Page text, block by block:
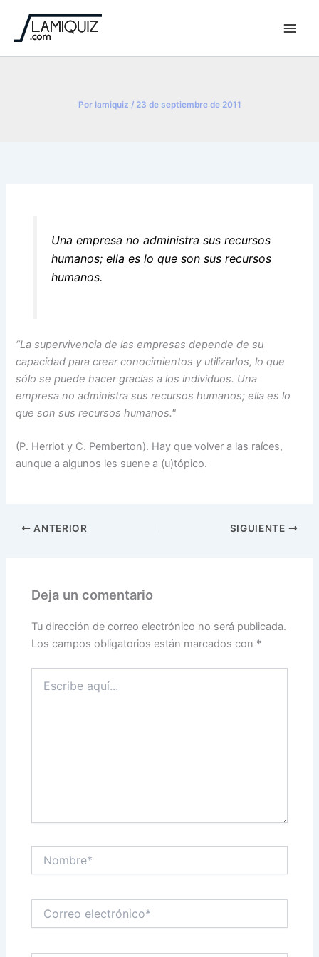
contenido
Por lamiquiz / 23 de septiembre de 2011
Una empresa no administra sus recursos
humanos; ella es lo que son sus recursos
humanos.
“La supervivencia de las empresas depende de su
capacidad para crear conocimientos y utilizarlos, lo que
sólo se puede hacer gracias a los individuos. Una
empresa no administra sus recursos humanos; ella es lo
que son sus recursos humanos."
(P. Herriot y C. Pemberton). Hay que volver a las raíces,
aunque a algunos les suene a (u)tópico.
ANTERIOR SIGUIENTE
Deja un comentario
Tu dirección de correo electrónico no será publicada.
Los campos obligatorios están marcados con *
aquí...
electrónico*